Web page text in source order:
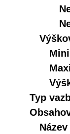
Typ